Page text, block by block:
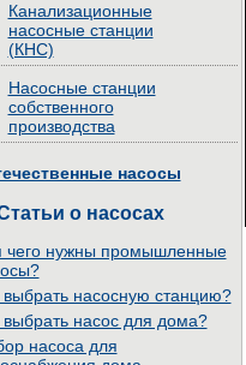
Канализационные
насосные станции
(КНС)
Насосные станции
собственного
производства
насосы
о насосах
чего нужны промышленные
выбрать насосную станцию?
выбрать насос для дома?
насоса для